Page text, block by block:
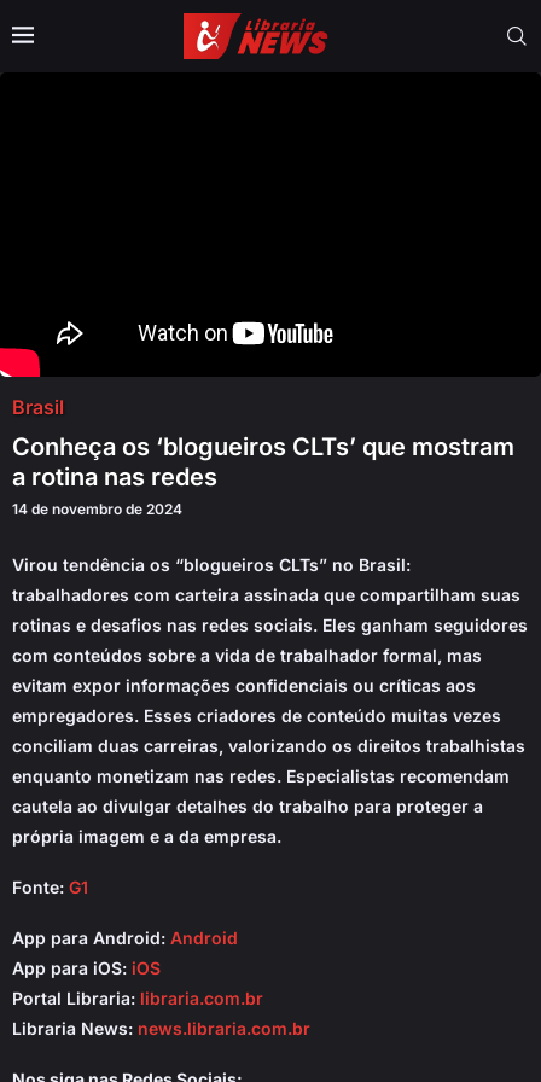
Brasil
Conheça os ‘blogueiros CLTs’ que mostram
a rotina nas redes
14 de novembro de 2024
Virou tendência os “blogueiros CLTs” no Brasil:
trabalhadores com carteira assinada que compartilham suas
rotinas e desafios nas redes sociais. Eles ganham seguidores
com conteúdos sobre a vida de trabalhador formal, mas
evitam expor informações confidenciais ou críticas aos
empregadores. Esses criadores de conteúdo muitas vezes
conciliam duas carreiras, valorizando os direitos trabalhistas
enquanto monetizam nas redes. Especialistas recomendam
cautela ao divulgar detalhes do trabalho para proteger a
própria imagem e a da empresa.
Fonte: G1
App para Android: Android
App para iOS: iOS
Portal Libraria: libraria.com.br
Libraria News: news.libraria.com.br